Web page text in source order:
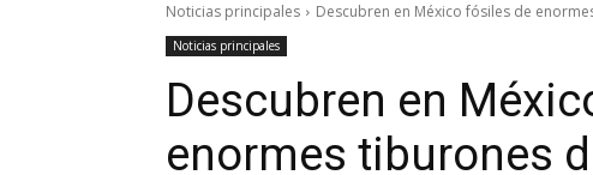
Noticias principales Descubren en México fósiles de
Noticias principales
Descubren en
enormes tiburones